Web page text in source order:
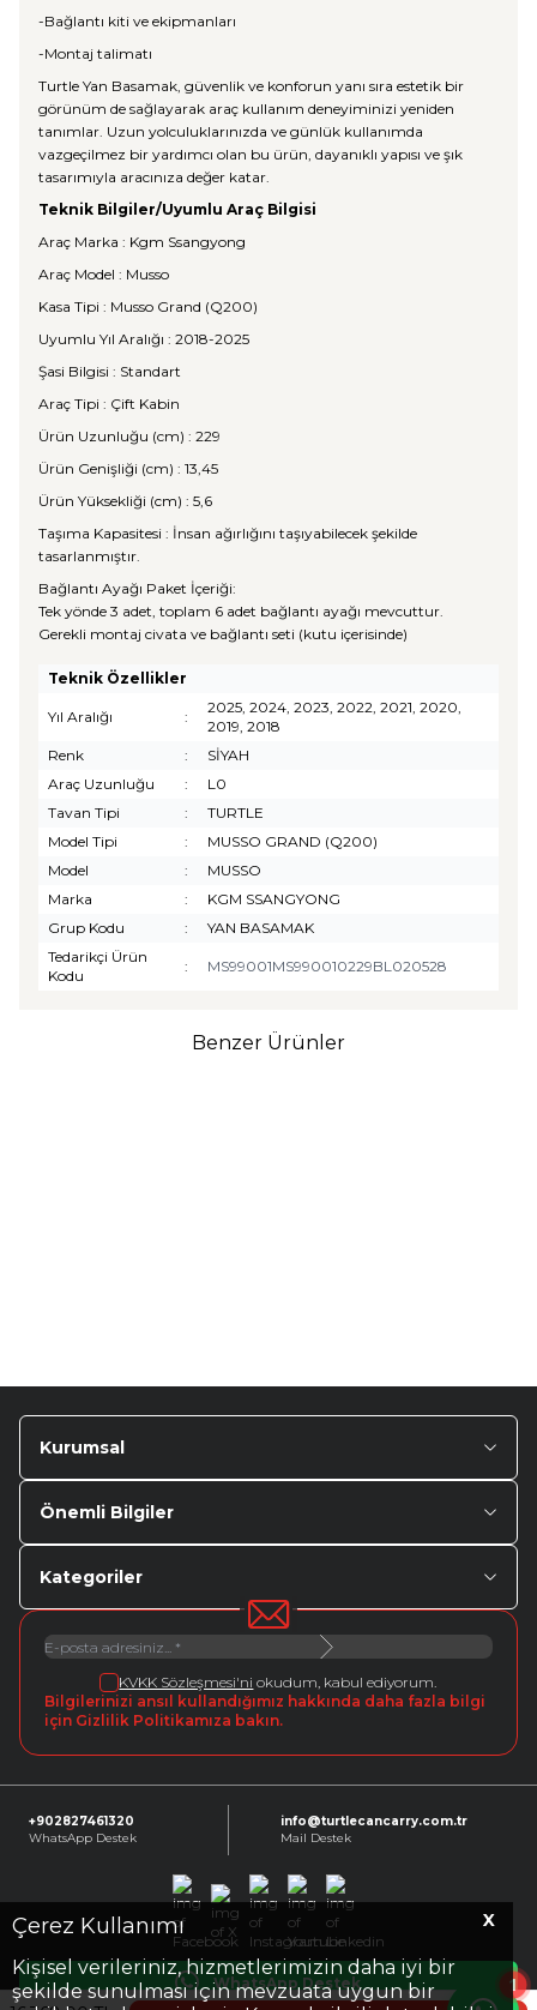
1
X
Çerez Kullanımı
Kişisel verileriniz, hizmetlerimizin daha iyi bir
şekilde sunulması için mevzuata uygun bir
-Bağlantı kiti ve ekipmanları
-Montaj talimatı
Turtle Yan Basamak, güvenlik ve konforun yanı sıra estetik bir
görünüm de sağlayarak araç kullanım deneyiminizi yeniden
tanımlar. Uzun yolculuklarınızda ve günlük kullanımda
vazgeçilmez bir yardımcı olan bu ürün, dayanıklı yapısı ve şık
tasarımıyla aracınıza değer katar.
Teknik Bilgiler/Uyumlu Araç Bilgisi
Araç Marka : Kgm Ssangyong
Araç Model : Musso
Kasa Tipi : Musso Grand (Q200)
Uyumlu Yıl Aralığı : 2018-2025
Şasi Bilgisi : Standart
Araç Tipi : Çift Kabin
Ürün Uzunluğu (cm) : 229
Ürün Genişliği (cm) : 13,45
Ürün Yüksekliği (cm) : 5,6
Taşıma Kapasitesi : İnsan ağırlığını taşıyabilecek şekilde
tasarlanmıştır.
Bağlantı Ayağı Paket İçeriği:
Tek yönde 3 adet, toplam 6 adet bağlantı ayağı mevcuttur.
Gerekli montaj civata ve bağlantı seti (kutu içerisinde)
Teknik Özellikler
Yıl Aralığı :
2025, 2024, 2023, 2022, 2021, 2020,
2019, 2018
Renk
:
SİYAH
Araç Uzunluğu
:
L0
Tavan Tipi
:
TURTLE
Model Tipi
:
MUSSO GRAND (Q200)
Model
:
MUSSO
Marka
:
KGM SSANGYONG
Grup Kodu
:
YAN BASAMAK
Tedarikçi Ürün
Kodu
: MS99001MS990010229BL020528
Benzer Ürünler
Kurumsal
Önemli Bilgiler
Kategoriler
KVKK Sözleşmesi'ni okudum, kabul ediyorum.
Bilgilerinizi ansıl kullandığımız hakkında daha fazla bilgi
için Gizlilik Politikamıza bakın.
+902827461320
WhatsApp Destek
info@turtlecancarry.com.tr
Mail Destek
Facebook
X InstagramYoutube
WhatsApp Destek